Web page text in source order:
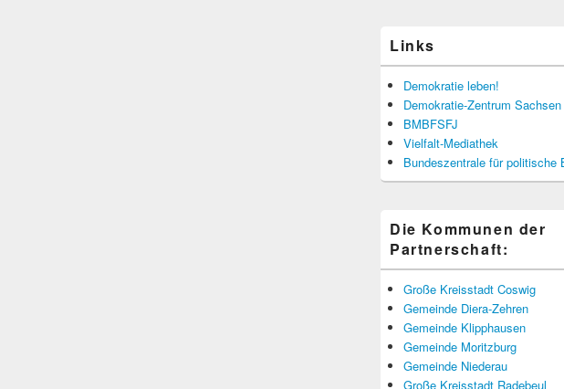
Links
Demokratie leben!
Demokratie-Zentrum Sachsen
BMBFSFJ
Vielfalt-Mediathek
Bundeszentrale für politische
Die Kommunen der
Partnerschaft:
Große Kreisstadt Coswig
Gemeinde Diera-Zehren
Gemeinde Klipphausen
Gemeinde Moritzburg
Gemeinde Niederau
Große Kreisstadt Radebeul